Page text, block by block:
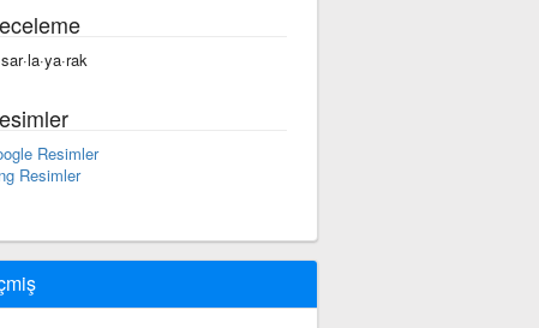
Resimler
Resimler